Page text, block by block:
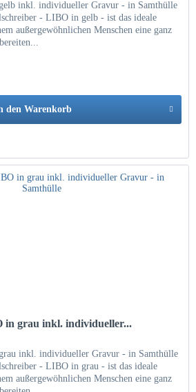
inkl. individueller Gravur - in Samthülle
- LIBO in gelb - ist das ideale
außergewöhnlichen Menschen eine ganz
den Warenkorb
in grau inkl. individueller...
inkl. individueller Gravur - in Samthülle
- LIBO in grau - ist das ideale
außergewöhnlichen Menschen eine ganz